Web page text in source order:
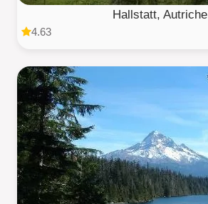
Hallstatt, Autriche
4.63